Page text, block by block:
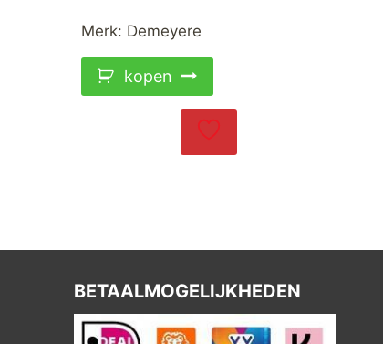
Merk: Demeyere
kopen
BETAALMOGELIJKHEDEN